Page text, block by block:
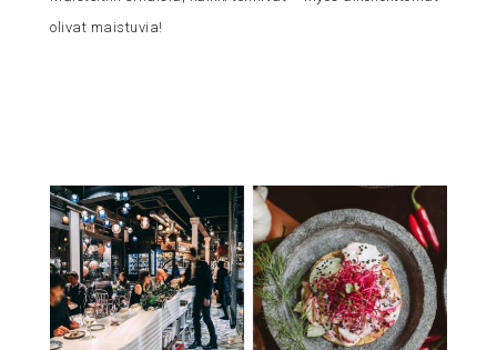
olivat maistuvia!